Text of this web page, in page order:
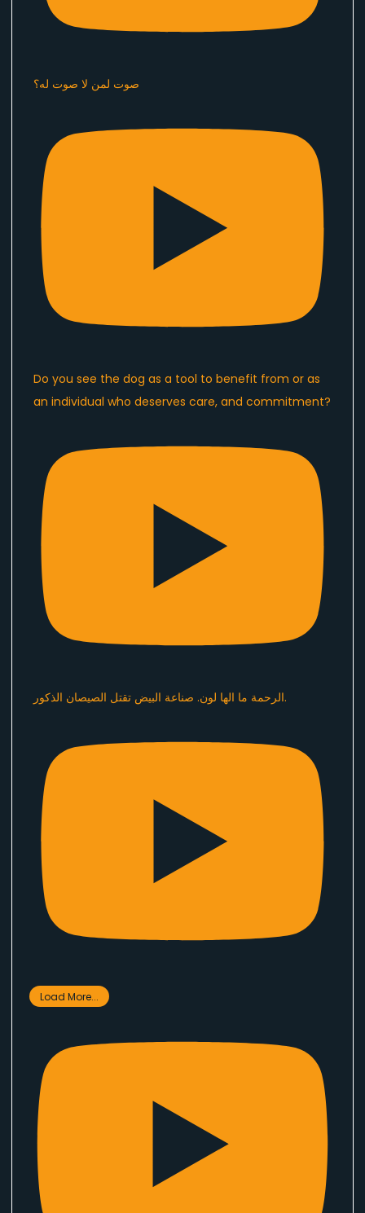
صوت لمن لا صوت له؟
Do you see the dog as a tool to benefit from or as
an individual who deserves care, and commitment?
الرحمة ما الها لون. صناعة البيض تقتل الصيصان الذكور.
Load More...